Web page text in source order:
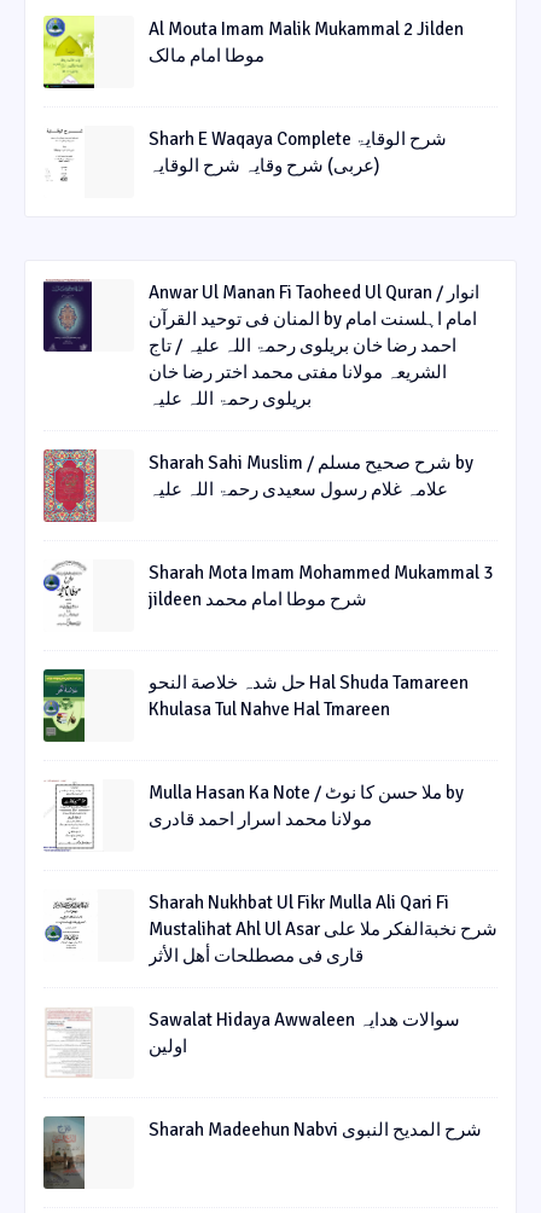
Al Mouta Imam Malik Mukammal 2 Jilden
موطا امام مالک
Sharh E Waqaya Complete شرح الوقایۃ
(عربی) شرح وقایہ شرح الوقایہ
Anwar Ul Manan Fi Taoheed Ul Quran / انوار
المنان فی توحید القرآن by امام اہلسنت امام
احمد رضا خان بریلوی رحمۃ اللہ علیہ / تاج
الشریعہ مولانا مفتی محمد اختر رضا خان
بریلوی رحمۃ اللہ علیہ
Sharah Sahi Muslim / شرح صحیح مسلم by
علامہ غلام رسول سعیدی رحمۃ اللہ علیہ
Sharah Mota Imam Mohammed Mukammal 3
jildeen شرح موطا امام محمد
حل شدہ خلاصة النحو Hal Shuda Tamareen
Khulasa Tul Nahve Hal Tmareen
Mulla Hasan Ka Note / ملا حسن کا نوٹ by
مولانا محمد اسرار احمد قادری
Sharah Nukhbat Ul Fikr Mulla Ali Qari Fi
Mustalihat Ahl Ul Asar شرح نخبةالفکر ملا علی
قاری فی مصطلحات أھل الأثر
Sawalat Hidaya Awwaleen سوالات ھدایہ
اولین
Sharah Madeehun Nabvi شرح المدیح النبوی